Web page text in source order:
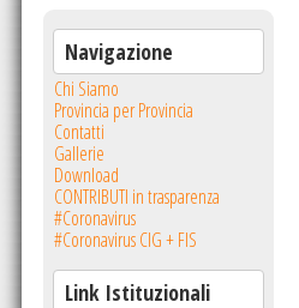
Navigazione
Chi Siamo
Provincia per Provincia
Contatti
Gallerie
Download
CONTRIBUTI in trasparenza
#Coronavirus
#Coronavirus CIG + FIS
Link Istituzionali